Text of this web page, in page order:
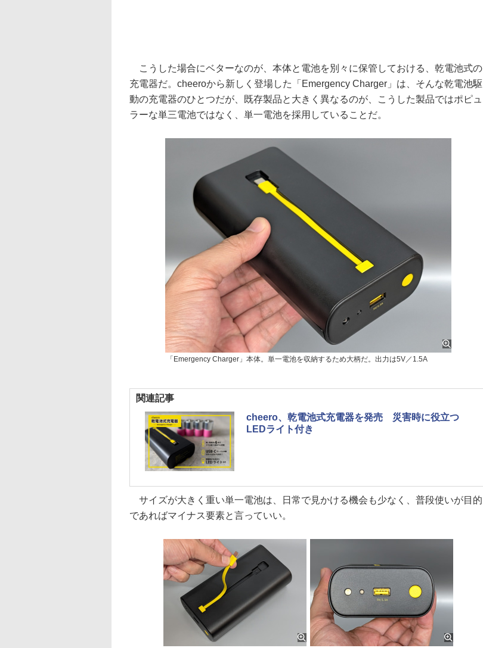
こうした場合にベターなのが、本体と電池を別々に保管しておける、乾電池式の
充電器だ。cheeroから新しく登場した「Emergency Charger」は、そんな乾電池駆
動の充電器のひとつだが、既存製品と大きく異なるのが、こうした製品ではポピュ
ラーな単三電池ではなく、単一電池を採用していることだ。
「Emergency Charger」本体。単一電池を収納するため大柄だ。出力は5V／1.5A
関連記事
cheero、乾電池式充電器を発売 災害時に役立つ
LEDライト付き
サイズが大きく重い単一電池は、日常で見かける機会も少なく、普段使いが目的
であればマイナス要素と言っていい。